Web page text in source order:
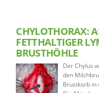
CHYLOTHORAX:
FETTHALTIGER
BRUSTHÖHLE
Der Chylus
den
Brustkorb in